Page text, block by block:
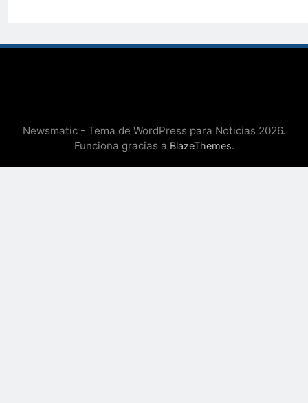
Newsmatic - Tema de WordPress para Noticias 2026.
Funciona gracias a BlazeThemes.